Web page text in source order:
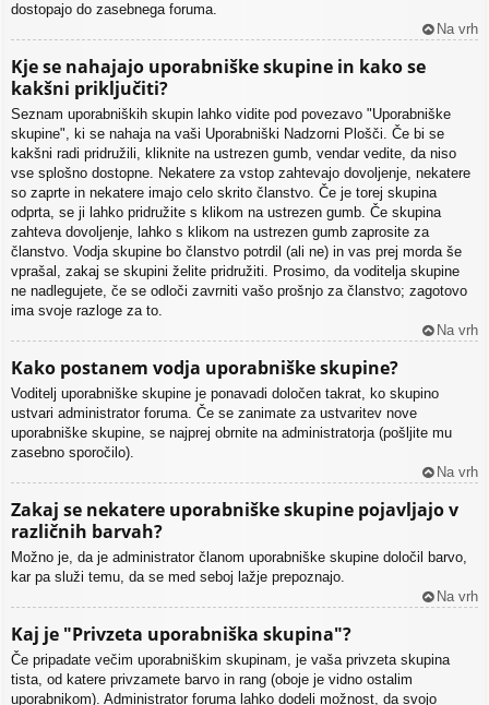
dostopajo do zasebnega foruma.
Na vrh
Kje se nahajajo uporabniške skupine in kako se
kakšni priključiti?
Seznam uporabniških skupin lahko vidite pod povezavo "Uporabniške
skupine", ki se nahaja na vaši Uporabniški Nadzorni Plošči. Če bi se
kakšni radi pridružili, kliknite na ustrezen gumb, vendar vedite, da niso
vse splošno dostopne. Nekatere za vstop zahtevajo dovoljenje, nekatere
so zaprte in nekatere imajo celo skrito članstvo. Če je torej skupina
odprta, se ji lahko pridružite s klikom na ustrezen gumb. Če skupina
zahteva dovoljenje, lahko s klikom na ustrezen gumb zaprosite za
članstvo. Vodja skupine bo članstvo potrdil (ali ne) in vas prej morda še
vprašal, zakaj se skupini želite pridružiti. Prosimo, da voditelja skupine
ne nadlegujete, če se odloči zavrniti vašo prošnjo za članstvo; zagotovo
ima svoje razloge za to.
Na vrh
Kako postanem vodja uporabniške skupine?
Voditelj uporabniške skupine je ponavadi določen takrat, ko skupino
ustvari administrator foruma. Če se zanimate za ustvaritev nove
uporabniške skupine, se najprej obrnite na administratorja (pošljite mu
zasebno sporočilo).
Na vrh
Zakaj se nekatere uporabniške skupine pojavljajo v
različnih barvah?
Možno je, da je administrator članom uporabniške skupine določil barvo,
kar pa služi temu, da se med seboj lažje prepoznajo.
Na vrh
Kaj je "Privzeta uporabniška skupina"?
Če pripadate večim uporabniškim skupinam, je vaša privzeta skupina
tista, od katere privzamete barvo in rang (oboje je vidno ostalim
uporabnikom). Administrator foruma lahko dodeli možnost, da svojo